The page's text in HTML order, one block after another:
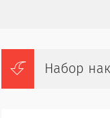
Набор